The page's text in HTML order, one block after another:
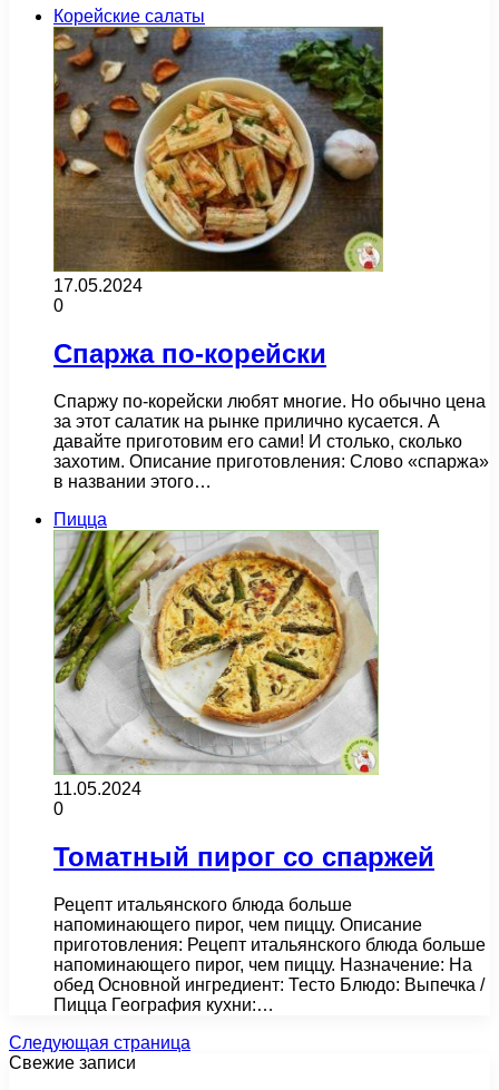
Корейские салаты
17.05.2024
0
Спаржа по-корейски
Спаржу по-корейски любят многие. Но обычно цена
за этот салатик на рынке прилично кусается. А
давайте приготовим его сами! И столько, сколько
захотим. Описание приготовления: Слово «спаржа»
в названии этого…
Пицца
11.05.2024
0
Томатный пирог со спаржей
Рецепт итальянского блюда больше
напоминающего пирог, чем пиццу. Описание
приготовления: Рецепт итальянского блюда больше
напоминающего пирог, чем пиццу. Назначение: На
обед Основной ингредиент: Тесто Блюдо: Выпечка /
Пицца География кухни:…
Следующая страница
Свежие записи